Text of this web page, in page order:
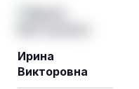
Ирина
Викторовна